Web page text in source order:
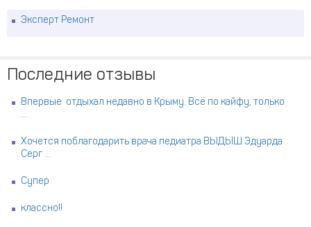
Эксперт Ремонт
Последние отзывы
Впервые отдыхал недавно в Крыму. Всё по кайфу, только
...
Хочется поблагодарить врача педиатра ВЫДЫШ Эдуарда
Серг ...
Супер
классно!!